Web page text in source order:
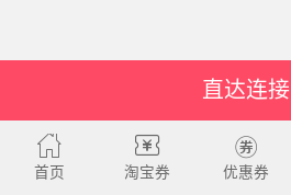
直达连接
首页 淘宝券 优惠券